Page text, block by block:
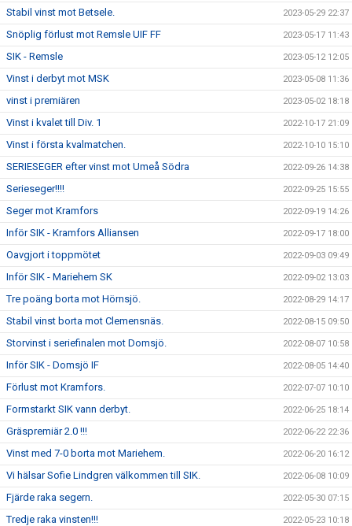
Stabil vinst mot Betsele. 2023-05-29 22:37
Snöplig förlust mot Remsle UIF FF 2023-05-17 11:43
SIK - Remsle 2023-05-12 12:05
Vinst i derbyt mot MSK 2023-05-08 11:36
vinst i premiären 2023-05-02 18:18
Vinst i kvalet till Div. 1 2022-10-17 21:09
Vinst i första kvalmatchen. 2022-10-10 15:10
SERIESEGER efter vinst mot Umeå Södra 2022-09-26 14:38
Serieseger!!!! 2022-09-25 15:55
Seger mot Kramfors 2022-09-19 14:26
Inför SIK - Kramfors Alliansen 2022-09-17 18:00
Oavgjort i toppmötet 2022-09-03 09:49
Inför SIK - Mariehem SK 2022-09-02 13:03
Tre poäng borta mot Hörnsjö. 2022-08-29 14:17
Stabil vinst borta mot Clemensnäs. 2022-08-15 09:50
Storvinst i seriefinalen mot Domsjö. 2022-08-07 10:58
Inför SIK - Domsjö IF 2022-08-05 14:40
Förlust mot Kramfors. 2022-07-07 10:10
Formstarkt SIK vann derbyt. 2022-06-25 18:14
Gräspremiär 2.0 !!! 2022-06-22 22:36
Vinst med 7-0 borta mot Mariehem. 2022-06-20 16:12
Vi hälsar Sofie Lindgren välkommen till SIK. 2022-06-08 10:09
Fjärde raka segern. 2022-05-30 07:15
Tredje raka vinsten!!! 2022-05-23 10:18